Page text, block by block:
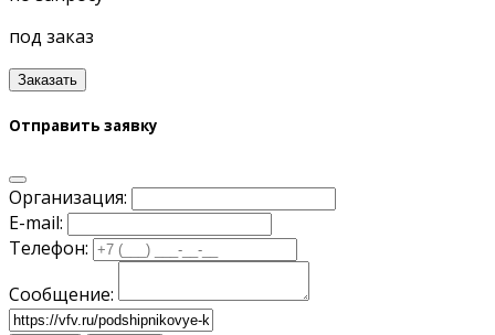
под заказ
Заказать
Отправить заявку
Организация:
E-mail:
Телефон:
Сообщение: